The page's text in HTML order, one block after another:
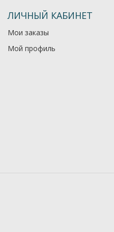
ЛИЧНЫЙ КАБИНЕТ
Мои заказы
Мой профиль